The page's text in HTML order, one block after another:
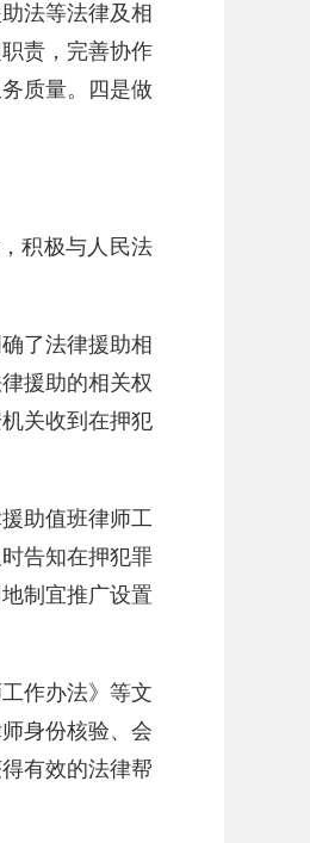
法等法律及相
责，完善协作
质量。四是做
积极与人民法
了法律援助相
援助的相关权
关收到在押犯
助值班律师工
告知在押犯罪
制宜推广设置
作办法》等文
身份核验、会
有效的法律帮